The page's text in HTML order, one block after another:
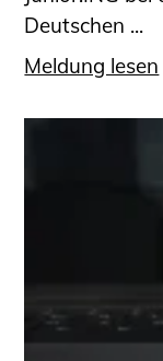
Deutschen ...
Meldung lesen